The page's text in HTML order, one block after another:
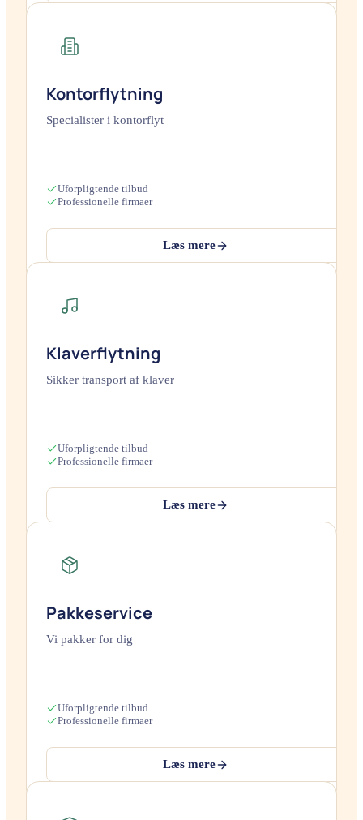
Kontorflytning
Specialister i kontorflyt
Uforpligtende tilbud
Professionelle firmaer
Læs mere
Klaverflytning
Sikker transport af klaver
Uforpligtende tilbud
Professionelle firmaer
Læs mere
Pakkeservice
Vi pakker for dig
Uforpligtende tilbud
Professionelle firmaer
Læs mere